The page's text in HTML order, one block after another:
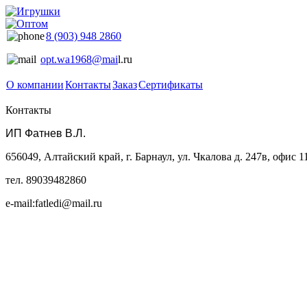
8 (903) 948 2860
opt.wa1968@mail.ru
О компанииКонтактыЗаказСертификаты
Контакты
ИП Фатнев В.Л.
656049, Алтайский край, г. Барнаул, ул. Чкалова д. 247в, офис
тел. 89039482860
e-mail:fatledi@mail.ru